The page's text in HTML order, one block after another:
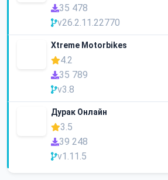
35 478
v26.2.11.22770
Xtreme Motorbikes
4.2
35 789
v3.8
Дурак Онлайн
3.5
39 248
v1.11.5